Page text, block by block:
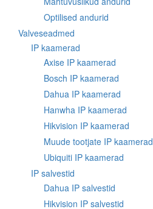
Optilised andurid
Valveseadmed
IP kaamerad
Axise IP kaamerad
Bosch IP kaamerad
Dahua IP kaamerad
Hanwha IP kaamerad
Hikvision IP kaamerad
Muude tootjate IP kaamerad
Ubiquiti IP kaamerad
IP salvestid
Dahua IP salvestid
Hikvision IP salvestid